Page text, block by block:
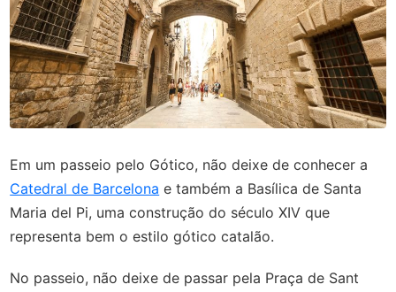
Em um passeio pelo Gótico, não deixe de conhecer a
Catedral de Barcelona e também a Basílica de Santa
Maria del Pi, uma construção do século XIV que
representa bem o estilo gótico catalão.
No passeio, não deixe de passar pela Praça de Sant